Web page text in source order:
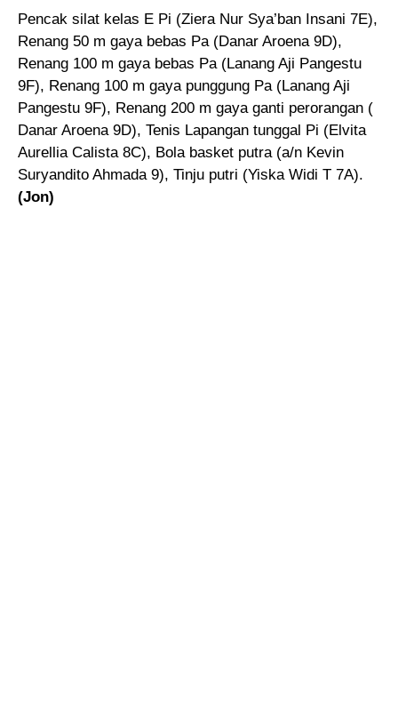
Pencak silat kelas E Pi (Ziera Nur Sya’ban Insani 7E),
Renang 50 m gaya bebas Pa (Danar Aroena 9D),
Renang 100 m gaya bebas Pa (Lanang Aji Pangestu
9F), Renang 100 m gaya punggung Pa (Lanang Aji
Pangestu 9F), Renang 200 m gaya ganti perorangan (
Danar Aroena 9D), Tenis Lapangan tunggal Pi (Elvita
Aurellia Calista 8C), Bola basket putra (a/n Kevin
Suryandito Ahmada 9), Tinju putri (Yiska Widi T 7A).
(Jon)